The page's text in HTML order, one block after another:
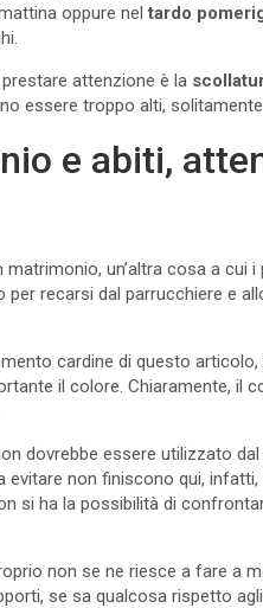
oppure neltardo
prestare attenzione è la
essere troppo alti,
e abiti,
matrimonio, un’altra cosa a cui
per recarsi dal parrucchiere e
cardine di questo
il colore. Chiaramente, il
dovrebbe essere utilizzato
evitare non finiscono qui, infatti,
si ha la possibilità di
non se ne riesce a fare a
se sa qualcosa rispetto